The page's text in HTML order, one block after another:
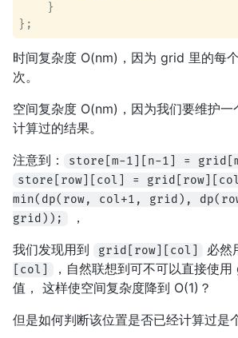
    }
时间复杂度 O(nm)，因为 grid 里的每
次。
空间复杂度 O(nm)，因为我们要维护
计算过的结果。
注意到：
store[m-1][n-1] =
store[row][col] =
min(dp(row, col+1, grid),
grid));
，
我们发现用到
grid[row][col] 必然
[col]
，自然联想到可不可以直接使
值， 这样使空间复杂度降到 O(1)？
但是如何判断该位置是否已经计算过是